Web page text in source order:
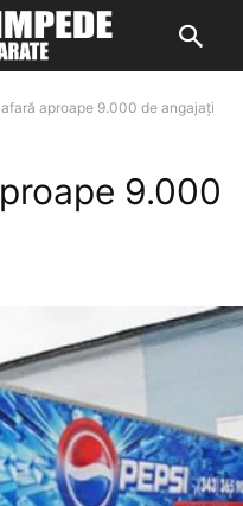
aproape 9.000 de angajați
9.000